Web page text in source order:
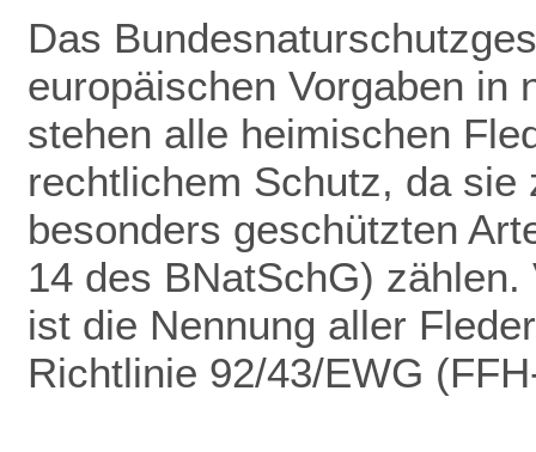
Das
europäischen Vorgaben in
stehen alle heimischen
rechtlichem Schutz, da sie
besonders geschützten
14 des BNatSchG)
ist die Nennung aller
Richtlinie 92/43/EWG